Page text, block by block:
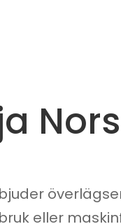
eller